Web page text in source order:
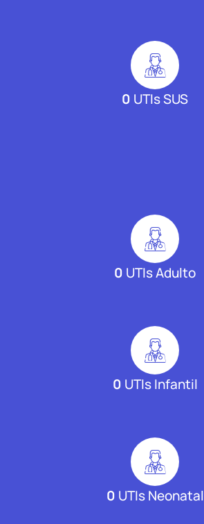
0 UTIs SUS
0 UTIs Adulto
0 UTIs Infantil
0 UTIs Neonatal